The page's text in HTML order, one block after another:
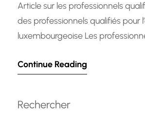
Article sur les professionnels
des professionnels qualifiés pour
luxembourgeoise Les
et la prospérité de l’économie
hautement qualifiés pour
Continue Reading
Rechercher